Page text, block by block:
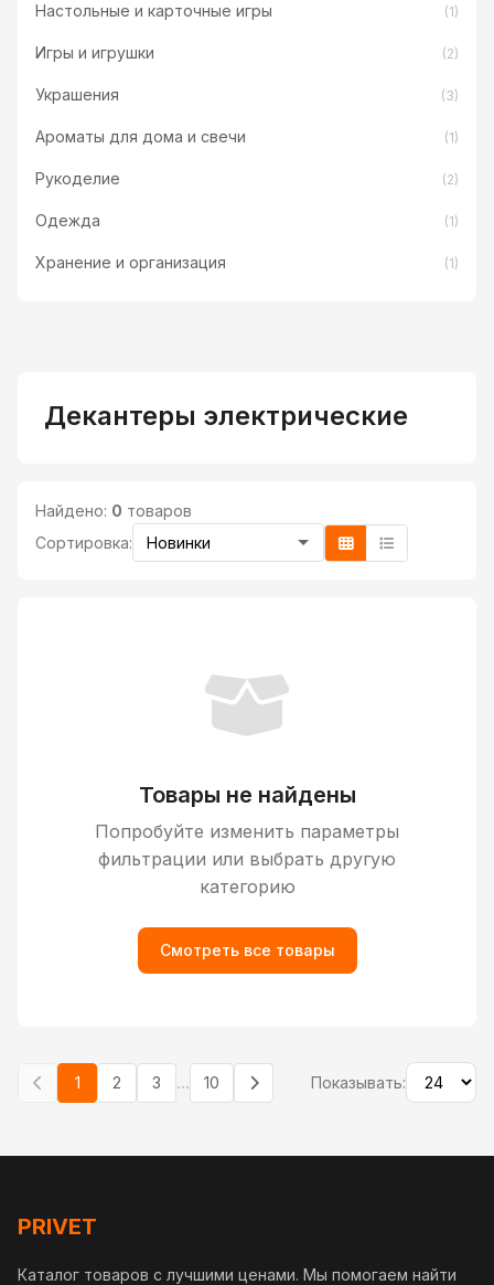
Настольные и карточные игры (1)
Игры и игрушки (2)
Украшения (3)
Ароматы для дома и свечи (1)
Рукоделие (2)
Одежда (1)
Хранение и организация (1)
Декантеры электрические
Найдено: 0 товаров
Сортировка:
Товары не найдены
Попробуйте изменить параметры
фильтрации или выбрать другую
категорию
Смотреть все товары
1 2 3 ... 10 Показывать:
PRIVET
Каталог товаров с лучшими ценами. Мы помогаем найти